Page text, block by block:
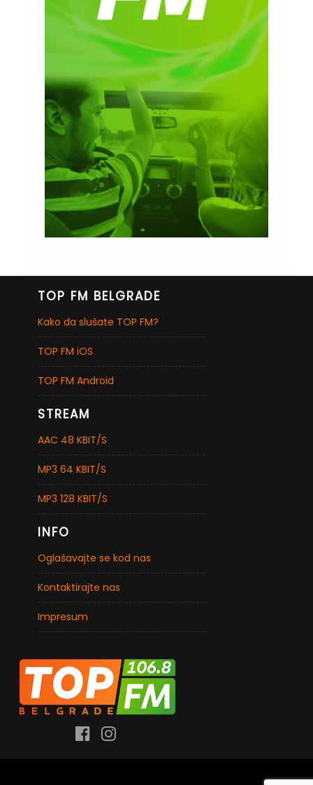
TOP FM BELGRADE
Kako da slušate TOP FM?
TOP FM iOS
TOP FM Android
STREAM
AAC 48 KBIT/S
MP3 64 KBIT/S
MP3 128 KBIT/S
INFO
Oglašavajte se kod nas
Kontaktirajte nas
Impresum